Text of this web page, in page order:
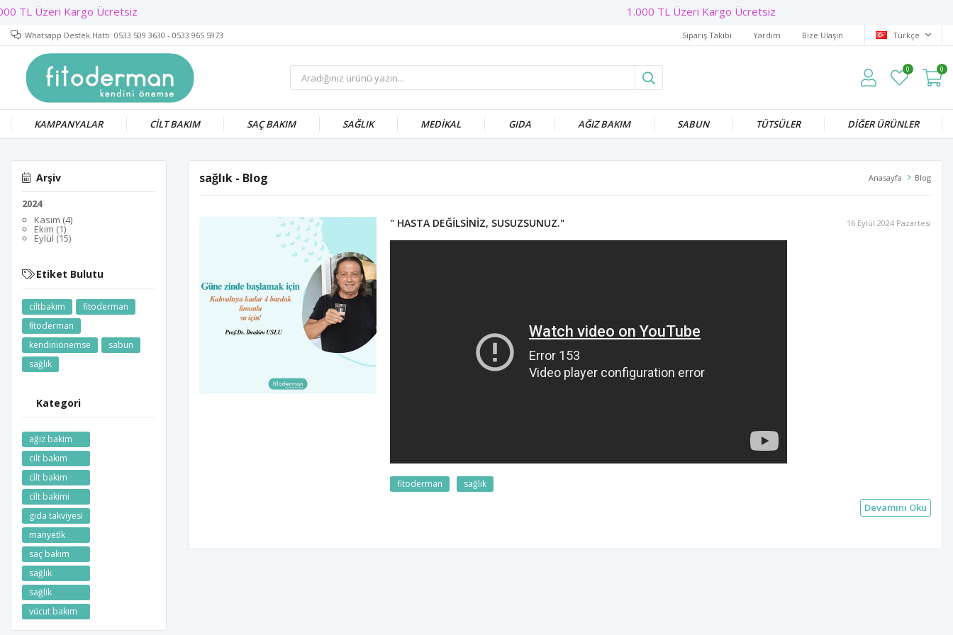
1.000 TL Üzeri Kargo Ücretsiz
Whatsapp Destek Hattı: 0533 509 3630 - 0533 965 5973 Sipariş Takibi Yardım Bize Ulaşın Türkçe
0 0
KAMPANYALAR CİLT BAKIM SAÇ BAKIM SAĞLIK MEDİKAL GIDA AĞIZ BAKIM SABUN TÜTSÜLER DİĞER ÜRÜNLER
Arşiv
2024
Kasım (4)
Ekim (1)
Eylül (15)
Etiket Bulutu
ciltbakım
fitoderman
fi̇toderman
kendiniönemse
sabun
sağlık
Kategori
ağiz bakim
cilt bakım
ci̇lt bakim
ci̇lt bakimi
gıda takviyesi
manyeti̇k
saç bakım
sağlık
sağlik
vücut bakım
sağlık - Blog Anasayfa Blog
" HASTA DEĞİLSİNİZ, SUSUZSUNUZ." 16 Eylül 2024 Pazartesi
fitoderman sağlık
Devamını Oku